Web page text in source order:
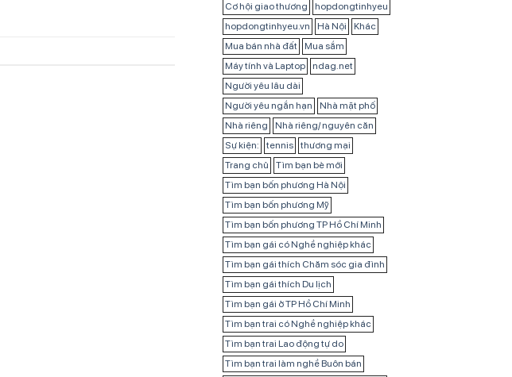
Cơ hội giao thương
hopdongtinhyeu
hopdongtinhyeu.vn
Hà Nội
Khác
Mua bán nhà đất
Mua sắm
Máy tính và Laptop
ndag.net
Người yêu lâu dài
Người yêu ngắn hạn
Nhà mặt phố
Nhà riêng
Nhà riêng/ nguyên căn
Sự kiện:
tennis
thương mại
Trang chủ
Tìm bạn bè mới
Tìm bạn bốn phương Hà Nội
Tìm bạn bốn phương Mỹ
Tìm bạn bốn phương TP Hồ Chí Minh
Tìm bạn gái có Nghề nghiệp khác
Tìm bạn gái thích Chăm sóc gia đình
Tìm bạn gái thích Du lịch
Tìm bạn gái ở TP Hồ Chí Minh
Tìm bạn trai có Nghề nghiệp khác
Tìm bạn trai Lao động tự do
Tìm bạn trai làm nghề Buôn bán